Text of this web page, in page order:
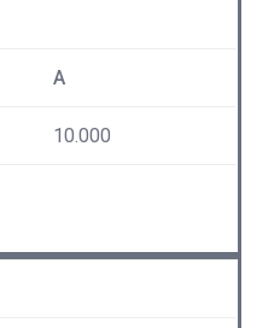
A
10.000